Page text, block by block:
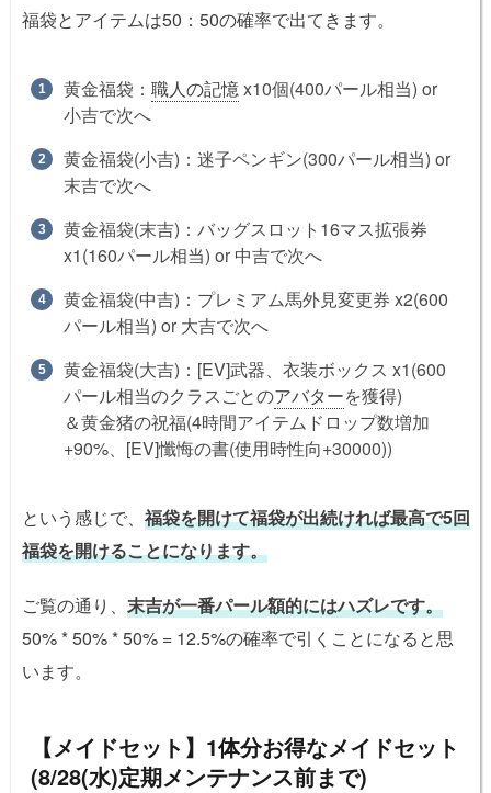
福袋とアイテムは50：50の確率で出てきます。
黄金福袋： 職人の記憶x10個(400パール相当) or
小吉で次へ
黄金福袋(小吉)：迷子ペンギン(300パール相当) or
末吉で次へ
黄金福袋(末吉)：バッグスロット16マス拡張券
x1(160パール相当) or 中吉で次へ
黄金福袋(中吉)：プレミアム馬外見変更券 x2(600
パール相当) or 大吉で次へ
黄金福袋(大吉)：[EV]武器、衣装ボックス x1(600
パール相当のクラスごとのアバターを獲得)
＆黄金猪の祝福(4時間アイテムドロップ数増加
+90%、[EV]懺悔の書(使用時性向+30000))
という感じで、 福袋を開けて福袋が出続ければ最高で5回
福袋を開けることになります。
ご覧の通り、 末吉が一番パール額的にはハズレです。
50% * 50% * 50% = 12.5%の確率で引くことになると思
います。
【メイドセット】1体分お得なメイドセット
(8/28(水)定期メンテナンス前まで)